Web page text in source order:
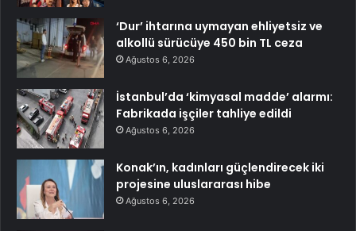
‘Dur’ ihtarına uymayan ehliyetsiz ve
alkollü sürücüye 450 bin TL ceza
Ağustos 6, 2026
İstanbul’da ‘kimyasal madde’ alarmı:
Fabrikada işçiler tahliye edildi
Ağustos 6, 2026
Konak’ın, kadınları güçlendirecek iki
projesine uluslararası hibe
Ağustos 6, 2026